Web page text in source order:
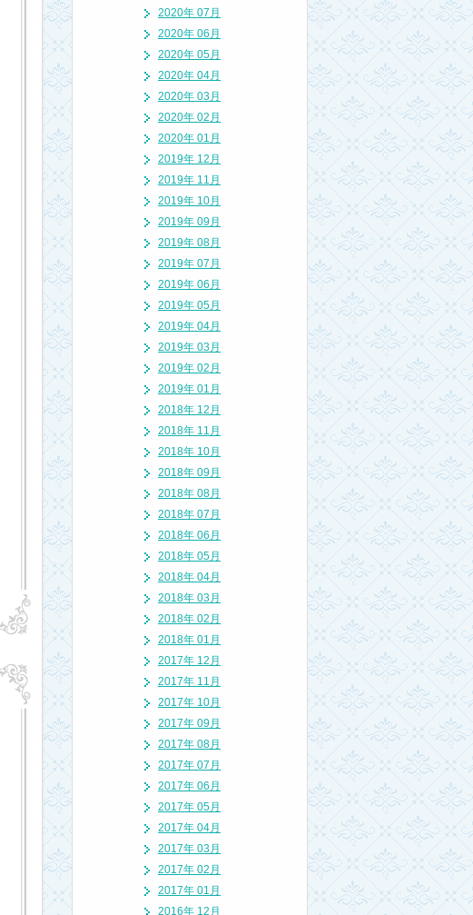
2020年 07月
2020年 06月
2020年 05月
2020年 04月
2020年 03月
2020年 02月
2020年 01月
2019年 12月
2019年 11月
2019年 10月
2019年 09月
2019年 08月
2019年 07月
2019年 06月
2019年 05月
2019年 04月
2019年 03月
2019年 02月
2019年 01月
2018年 12月
2018年 11月
2018年 10月
2018年 09月
2018年 08月
2018年 07月
2018年 06月
2018年 05月
2018年 04月
2018年 03月
2018年 02月
2018年 01月
2017年 12月
2017年 11月
2017年 10月
2017年 09月
2017年 08月
2017年 07月
2017年 06月
2017年 05月
2017年 04月
2017年 03月
2017年 02月
2017年 01月
2016年 12月